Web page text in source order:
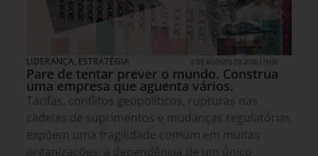
LIDERANÇA, ESTRATÉGIA 6 DE AGOSTO DE 2026 17H00
Pare de tentar prever o mundo. Construa
uma empresa que aguenta vários.
Tarifas, conflitos geopolíticos, rupturas nas
cadeias de suprimentos e mudanças regulatórias
expõem uma fragilidade comum em muitas
organizações: a dependência de um único